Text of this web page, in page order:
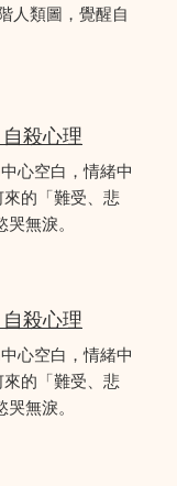
人類圖，覺醒自
殺心理
心空白，情緒中
的「難受、悲
無淚。
殺心理
心空白，情緒中
的「難受、悲
無淚。